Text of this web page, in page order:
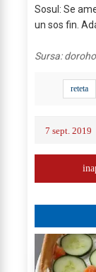
Sosul: Se
un sos fin.
Sursa:
reteta
7 sept. 2019